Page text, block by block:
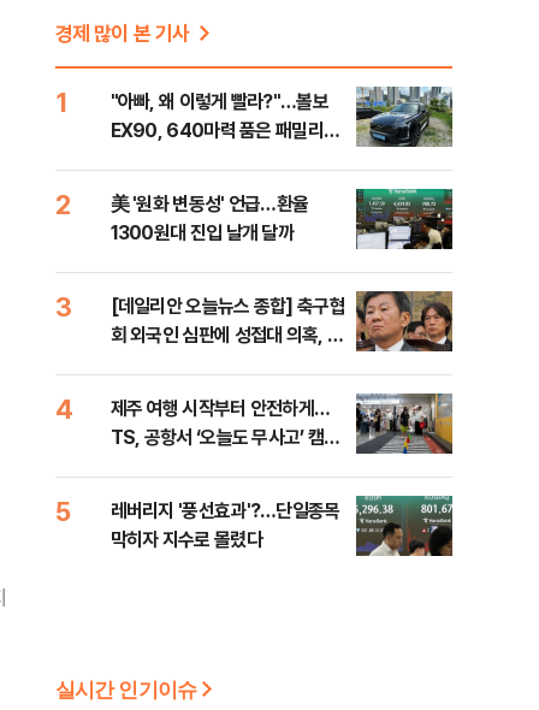
경제 많이 본 기사
1
"아빠, 왜 이렇게 빨라?"…볼보
EX90, 640마력 품은 패밀리카
2
美 '원화 변동성' 언급…환율
1300원대 진입 날개 달까
3
[데일리안 오늘뉴스 종합] 축구협
회 외국인 심판에 성접대 의혹, 李
나, 삼전닉스 올인은 금물, SK하
이닉스 프리마켓 시초가 논란 재
점화, 김민석 "과반 승리 가능성
99%" 등
4
제주 여행 시작부터 안전하게…
TS, 공항서 ‘오늘도 무사고’ 캠페
5
레버리지 '풍선효과'?…단일종목
막히자 지수로 몰렸다